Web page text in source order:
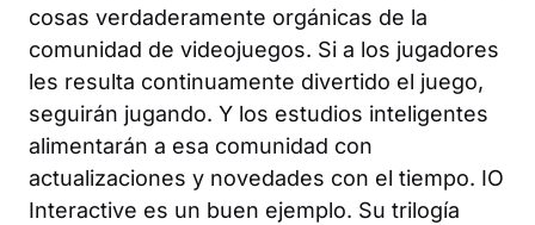
cosas verdaderamente orgánicas de la
comunidad de videojuegos. Si a los jugadores
les resulta continuamente divertido el juego,
seguirán jugando. Y los estudios inteligentes
alimentarán a esa comunidad con
actualizaciones y novedades con el tiempo. IO
Interactive es un buen ejemplo. Su trilogía